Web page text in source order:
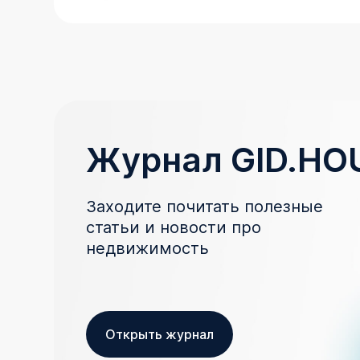
Журнал
Заходите почитать полезные
статьи и новости про
недвижимость
Открыть журнал